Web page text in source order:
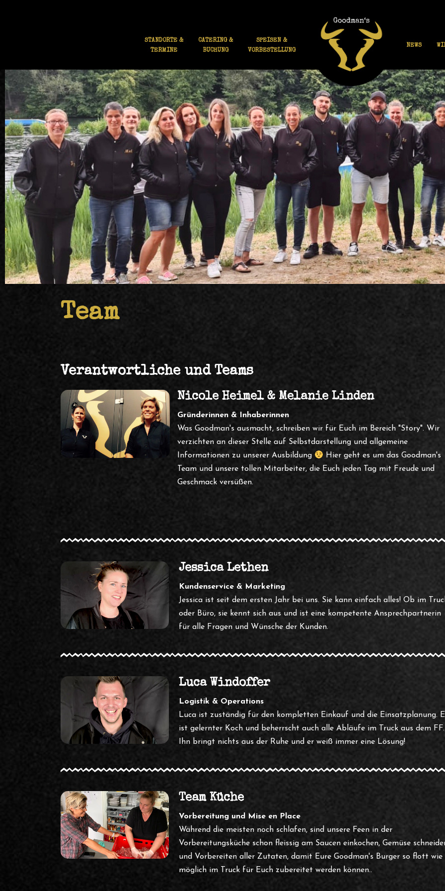
STANDORTE &
TERMINE
CATERING &
BUCHUNG
SPEISEN &
VORBESTELLUNG
NEWS
Team
Verantwortliche und Teams
Nicole Heimel & Melanie Linden
Gründerinnen & Inhaberinnen
Was Goodman's ausmacht, schreiben wir für Euch im Bereich "Story". Wir
verzichten an dieser Stelle auf Selbstdarstellung und allgemeine
Informationen zu unserer Ausbildung
Hier geht es um das Goodman's
Team und unsere tollen Mitarbeiter, die Euch jeden Tag mit Freude und
Geschmack versüßen.
Jessica Lethen
Kundenservice & Marketing
Jessica ist seit dem ersten Jahr bei uns. Sie kann einfach alles! Ob im
oder Büro, sie kennt sich aus und ist eine kompetente Ansprechpartnerin
für alle Fragen und Wünsche der Kunden.
Luca Windoffer
Logistik & Operations
Luca ist zuständig für den kompletten Einkauf und die Einsatzplanung.
ist gelernter Koch und beherrscht auch alle Abläufe im Truck aus dem FF.
Ihn bringt nichts aus der Ruhe und er weiß immer eine Lösung!
Team Küche
Vorbereitung und Mise en Place
Während die meisten noch schlafen, sind unsere Feen in der
Vorbereitungsküche schon fleissig am Saucen einkochen, Gemüse
und Vorbereiten aller Zutaten, damit Eure Goodman's Burger so flott wie
möglich im Truck für Euch zubereitet werden können..